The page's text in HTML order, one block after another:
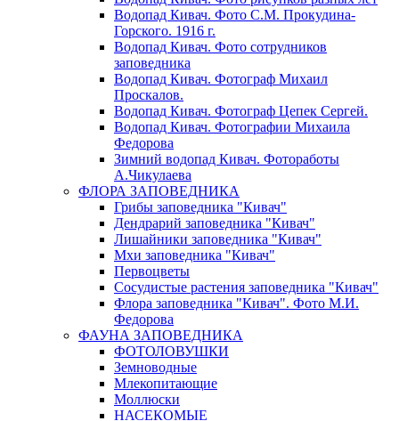
Водопад Кивач. Фото С.М. Прокудина-
Горского. 1916 г.
Водопад Кивач. Фото сотрудников
заповедника
Водопад Кивач. Фотограф Михаил
Проскалов.
Водопад Кивач. Фотограф Цепек Сергей.
Водопад Кивач. Фотографии Михаила
Федорова
Зимний водопад Кивач. Фотоработы
А.Чикулаева
ФЛОРА ЗАПОВЕДНИКА
Грибы заповедника "Кивач"
Дендрарий заповедника "Кивач"
Лишайники заповедника "Кивач"
Мхи заповедника "Кивач"
Первоцветы
Сосудистые растения заповедника "Кивач"
Флора заповедника "Кивач". Фото М.И.
Федорова
ФАУНА ЗАПОВЕДНИКА
ФОТОЛОВУШКИ
Земноводные
Млекопитающие
Моллюски
НАСЕКОМЫЕ